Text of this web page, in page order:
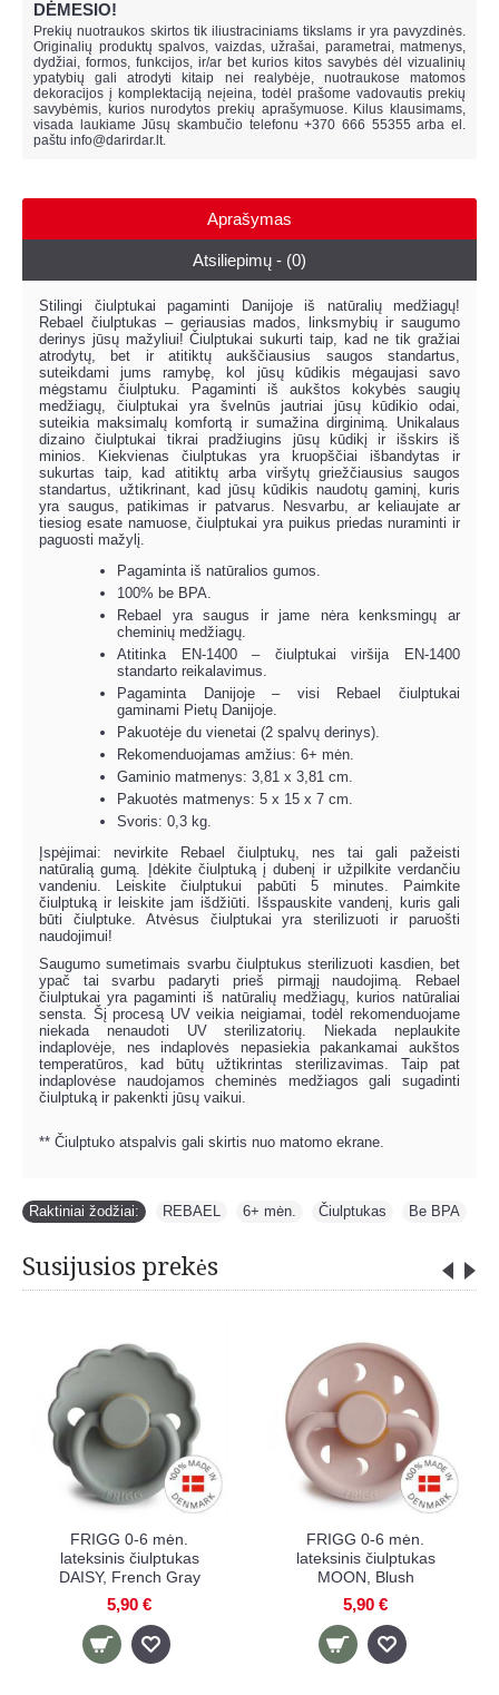
DĖMESIO!
Prekių nuotraukos skirtos tik iliustraciniams tikslams ir yra pavyzdinės.
Originalių produktų spalvos, vaizdas, užrašai, parametrai, matmenys,
dydžiai, formos, funkcijos, ir/ar bet kurios kitos savybės dėl vizualinių
ypatybių gali atrodyti kitaip nei realybėje, nuotraukose matomos
dekoracijos į komplektaciją neįeina, todėl prašome vadovautis prekių
savybėmis, kurios nurodytos prekių aprašymuose. Kilus klausimams,
visada laukiame Jūsų skambučio telefonu +370 666 55355 arba el.
paštu info@darirdar.lt.
Aprašymas
Atsiliepimų - (0)
Stilingi čiulptukai pagaminti Danijoje iš natūralių medžiagų!
Rebael čiulptukas – geriausias mados, linksmybių ir saugumo
derinys jūsų mažyliui! Čiulptukai sukurti taip, kad ne tik gražiai
atrodytų, bet ir atitiktų aukščiausius saugos standartus,
suteikdami jums ramybę, kol jūsų kūdikis mėgaujasi savo
mėgstamu čiulptuku. Pagaminti iš aukštos kokybės saugių
medžiagų, čiulptukai yra švelnūs jautriai jūsų kūdikio odai,
suteikia maksimalų komfortą ir sumažina dirginimą. Unikalaus
dizaino čiulptukai tikrai pradžiugins jūsų kūdikį ir išskirs iš
minios. Kiekvienas čiulptukas yra kruopščiai išbandytas ir
sukurtas taip, kad atitiktų arba viršytų griežčiausius saugos
standartus, užtikrinant, kad jūsų kūdikis naudotų gaminį, kuris
yra saugus, patikimas ir patvarus. Nesvarbu, ar keliaujate ar
tiesiog esate namuose, čiulptukai yra puikus priedas nuraminti ir
paguosti mažylį.
Pagaminta iš natūralios gumos.
100% be BPA.
Rebael yra saugus ir jame nėra kenksmingų ar
cheminių medžiagų.
Atitinka EN-1400 – čiulptukai viršija EN-1400
standarto reikalavimus.
Pagaminta Danijoje – visi Rebael čiulptukai
gaminami Pietų Danijoje.
Pakuotėje du vienetai (2 spalvų derinys).
Rekomenduojamas amžius: 6+ mėn.
Gaminio matmenys: 3,81 x 3,81 cm.
Pakuotės matmenys: 5 x 15 x 7 cm.
Svoris: 0,3 kg.
Įspėjimai: nevirkite Rebael čiulptukų, nes tai gali pažeisti
natūralią gumą. Įdėkite čiulptuką į dubenį ir užpilkite verdančiu
vandeniu. Leiskite čiulptukui pabūti 5 minutes. Paimkite
čiulptuką ir leiskite jam išdžiūti. Išspauskite vandenį, kuris gali
būti čiulptuke. Atvėsus čiulptukai yra sterilizuoti ir paruošti
naudojimui!
Saugumo sumetimais svarbu čiulptukus sterilizuoti kasdien, bet
ypač tai svarbu padaryti prieš pirmąjį naudojimą. Rebael
čiulptukai yra pagaminti iš natūralių medžiagų, kurios natūraliai
sensta. Šį procesą UV veikia neigiamai, todėl rekomenduojame
niekada nenaudoti UV sterilizatorių. Niekada neplaukite
indaplovėje, nes indaplovės nepasiekia pakankamai aukštos
temperatūros, kad būtų užtikrintas sterilizavimas. Taip pat
indaplovėse naudojamos cheminės medžiagos gali sugadinti
čiulptuką ir pakenkti jūsų vaikui.
** Čiulptuko atspalvis gali skirtis nuo matomo ekrane.
Raktiniai žodžiai: REBAEL 6+ mėn. Čiulptukas Be BPA
Susijusios prekės
FRIGG 0-6 mėn.
lateksinis čiulptukas
MOON, Cream
5,90 €
FRIGG 0-6 mėn.
lateksinis čiulptukas
ROPE, French Gray
5,90 €